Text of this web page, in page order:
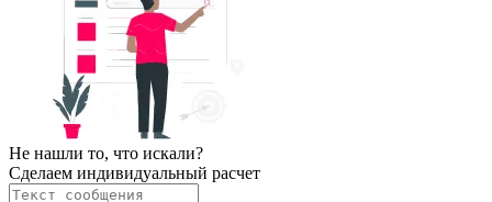
Не нашли то, что искали?
Сделаем индивидуальный расчет